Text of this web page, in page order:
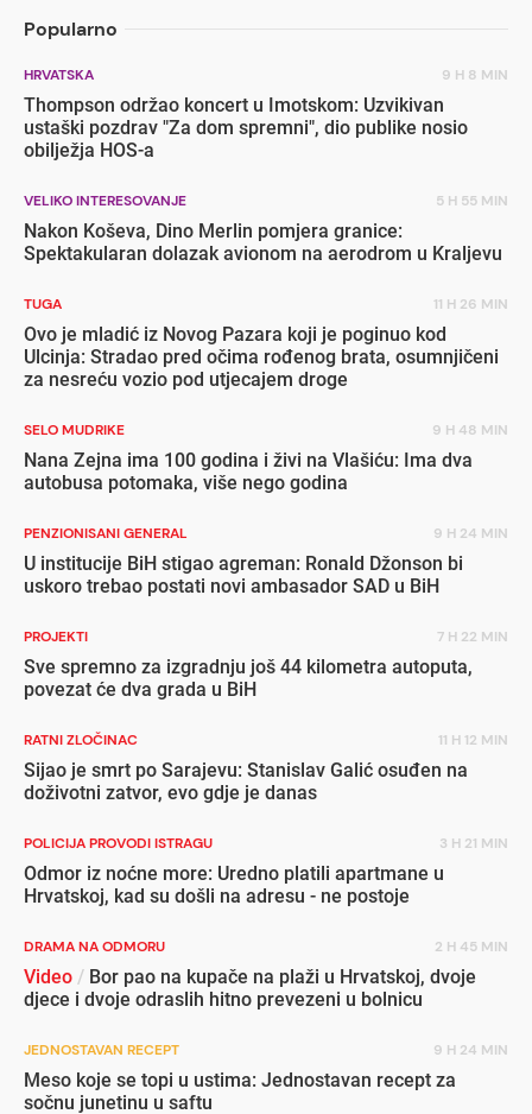
Popularno
HRVATSKA 9 H 8 MIN
Thompson održao koncert u Imotskom: Uzvikivan
ustaški pozdrav "Za dom spremni", dio publike nosio
obilježja HOS-a
VELIKO INTERESOVANJE 5 H 55 MIN
Nakon Koševa, Dino Merlin pomjera granice:
Spektakularan dolazak avionom na aerodrom u Kraljevu
TUGA 11 H 26 MIN
Ovo je mladić iz Novog Pazara koji je poginuo kod
Ulcinja: Stradao pred očima rođenog brata, osumnjičeni
za nesreću vozio pod utjecajem droge
SELO MUDRIKE 9 H 48 MIN
Nana Zejna ima 100 godina i živi na Vlašiću: Ima dva
autobusa potomaka, više nego godina
PENZIONISANI GENERAL 9 H 24 MIN
U institucije BiH stigao agreman: Ronald Džonson bi
uskoro trebao postati novi ambasador SAD u BiH
PROJEKTI 7 H 22 MIN
Sve spremno za izgradnju još 44 kilometra autoputa,
povezat će dva grada u BiH
RATNI ZLOČINAC 11 H 12 MIN
Sijao je smrt po Sarajevu: Stanislav Galić osuđen na
doživotni zatvor, evo gdje je danas
POLICIJA PROVODI ISTRAGU 3 H 21 MIN
Odmor iz noćne more: Uredno platili apartmane u
Hrvatskoj, kad su došli na adresu - ne postoje
DRAMA NA ODMORU 2 H 45 MIN
Video / Bor pao na kupače na plaži u Hrvatskoj, dvoje
djece i dvoje odraslih hitno prevezeni u bolnicu
JEDNOSTAVAN RECEPT 9 H 24 MIN
Meso koje se topi u ustima: Jednostavan recept za
sočnu junetinu u saftu